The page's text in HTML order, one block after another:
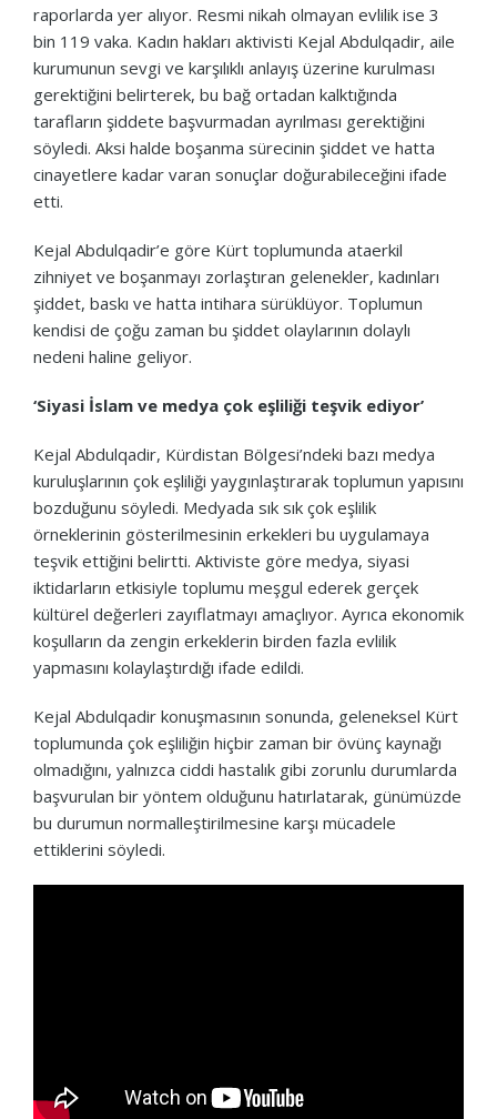
raporlarda yer alıyor. Resmi nikah olmayan evlilik ise 3
bin 119 vaka. Kadın hakları aktivisti Kejal Abdulqadir, aile
kurumunun sevgi ve karşılıklı anlayış üzerine kurulması
gerektiğini belirterek, bu bağ ortadan kalktığında
tarafların şiddete başvurmadan ayrılması gerektiğini
söyledi. Aksi halde boşanma sürecinin şiddet ve hatta
cinayetlere kadar varan sonuçlar doğurabileceğini ifade
etti.
Kejal Abdulqadir’e göre Kürt toplumunda ataerkil
zihniyet ve boşanmayı zorlaştıran gelenekler, kadınları
şiddet, baskı ve hatta intihara sürüklüyor. Toplumun
kendisi de çoğu zaman bu şiddet olaylarının dolaylı
nedeni haline geliyor.
‘Siyasi İslam ve medya çok eşliliği teşvik ediyor’
Kejal Abdulqadir, Kürdistan Bölgesi’ndeki bazı medya
kuruluşlarının çok eşliliği yaygınlaştırarak toplumun yapısını
bozduğunu söyledi. Medyada sık sık çok eşlilik
örneklerinin gösterilmesinin erkekleri bu uygulamaya
teşvik ettiğini belirtti. Aktiviste göre medya, siyasi
iktidarların etkisiyle toplumu meşgul ederek gerçek
kültürel değerleri zayıflatmayı amaçlıyor. Ayrıca ekonomik
koşulların da zengin erkeklerin birden fazla evlilik
yapmasını kolaylaştırdığı ifade edildi.
Kejal Abdulqadir konuşmasının sonunda, geleneksel Kürt
toplumunda çok eşliliğin hiçbir zaman bir övünç kaynağı
olmadığını, yalnızca ciddi hastalık gibi zorunlu durumlarda
başvurulan bir yöntem olduğunu hatırlatarak, günümüzde
bu durumun normalleştirilmesine karşı mücadele
ettiklerini söyledi.